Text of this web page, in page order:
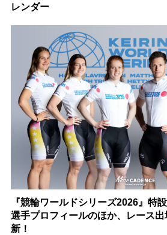
レンダー
『競輪ワールドシリーズ2026』特
選手プロフィールのほか、レース
新！